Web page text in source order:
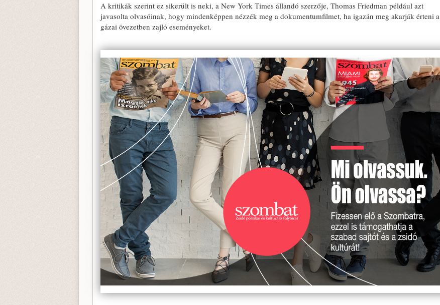
A kritikák szerint ez sikerült is neki, a New York Times állandó szerzője, Thomas Friedman például azt
javasolta olvasóinak, hogy mindenképpen nézzék meg a dokumentumfilmet, ha igazán meg akarják érteni a
gázai övezetben zajló eseményeket.